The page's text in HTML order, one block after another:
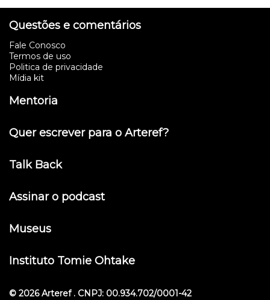
Questões e comentários
Fale Conosco
Termos de uso
Politica de privacidade
Mídia kit
Mentoria
Quer escrever para o Arteref?
Talk Back
Assinar o podcast
Museus
Instituto Tomie Ohtake
© 2026 Arteref . CNPJ: 00.934.702/0001-42